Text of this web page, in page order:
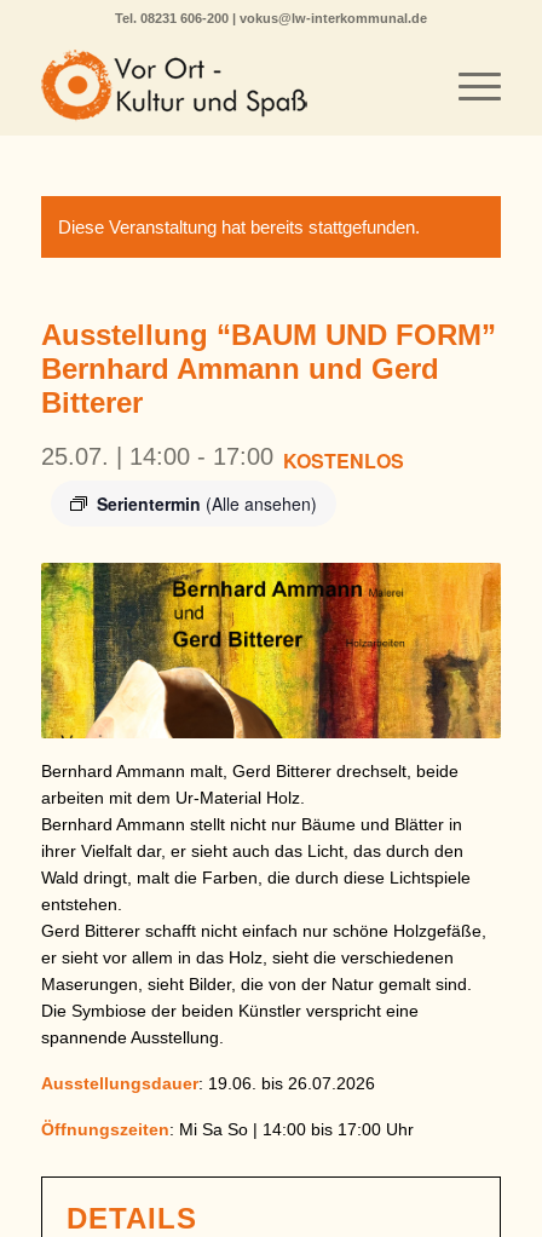
Tel. 08231 606-200 | vokus@lw-interkommunal.de
Diese Veranstaltung hat bereits stattgefunden.
Ausstellung “BAUM UND FORM”
Bernhard Ammann und Gerd
Bitterer
25.07. | 14:00- 17:00
Serientermin (Alle ansehen)
KOSTENLOS
Bernhard Ammann malt, Gerd Bitterer drechselt, beide
arbeiten mit dem Ur-Material Holz.
Bernhard Ammann stellt nicht nur Bäume und Blätter in
ihrer Vielfalt dar, er sieht auch das Licht, das durch den
Wald dringt, malt die Farben, die durch diese Lichtspiele
entstehen.
Gerd Bitterer schafft nicht einfach nur schöne Holzgefäße,
er sieht vor allem in das Holz, sieht die verschiedenen
Maserungen, sieht Bilder, die von der Natur gemalt sind.
Die Symbiose der beiden Künstler verspricht eine
spannende Ausstellung.
Ausstellungsdauer: 19.06. bis 26.07.2026
Öffnungszeiten: Mi Sa So | 14:00 bis 17:00 Uhr
DETAILS